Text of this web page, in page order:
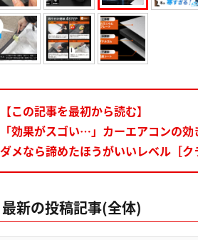
【この記事を最初から読む】
「効果がスゴい…」カーエアコンの
ダメなら諦めたほうがいいレベル［ク
最新の投稿記事(全体)